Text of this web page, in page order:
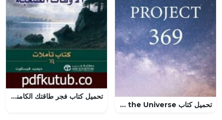
تحميل كتاب Project 369: The Key to the Universe لديفيد كاسنيتشي بصيغة PDF مجانا
تحميل كتاب فجر طاقتك الكامنة في الأوقات الصعبة PDF تأليف ديفيد فيسكوت مجانا [كامل]